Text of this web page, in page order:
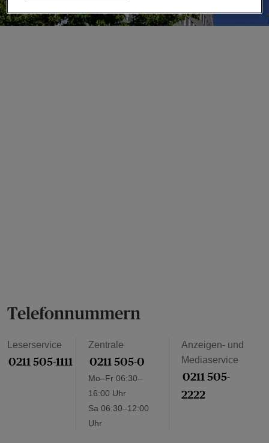
Telefonnummern
Leserservice
0211 505-1111
Zentrale
0211 505-0
Mo–Fr 06:30–
16:00 Uhr
Sa 06:30–12:00
Uhr
Anzeigen- und
Mediaservice
0211 505-
2222